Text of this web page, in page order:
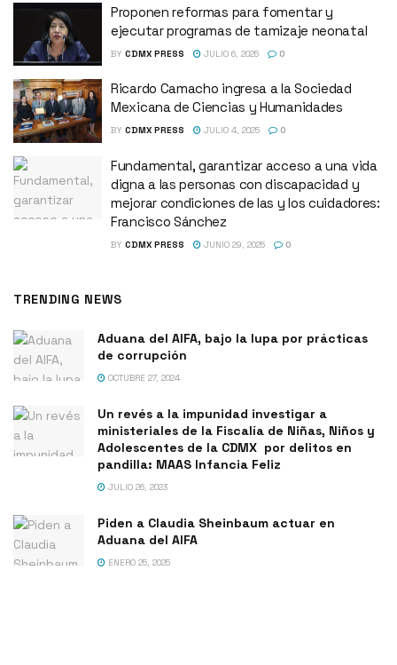
Proponen reformas para fomentar y
ejecutar programas de tamizaje neonatal
BY CDMX PRESS JULIO 6, 2025 0
Ricardo Camacho ingresa a la Sociedad
Mexicana de Ciencias y Humanidades
BY CDMX PRESS JULIO 4, 2025 0
Fundamental, garantizar acceso a una vida
digna a las personas con discapacidad y
mejorar condiciones de las y los cuidadores:
Francisco Sánchez
BY CDMX PRESS JUNIO 29, 2025 0
TRENDING NEWS
Aduana del AIFA, bajo la lupa por prácticas
de corrupción
OCTUBRE 27, 2024
Un revés a la impunidad investigar a
ministeriales de la Fiscalía de Niñas, Niños y
Adolescentes de la CDMX por delitos en
pandilla: MAAS Infancia Feliz
JULIO 26, 2023
Piden a Claudia Sheinbaum actuar en
Aduana del AIFA
ENERO 25, 2025